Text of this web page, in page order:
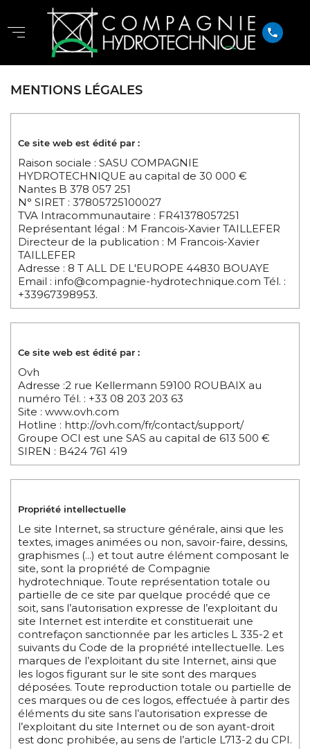
phone
MENTIONS LÉGALES
Ce site web est édité par :
Raison sociale : SASU COMPAGNIE
HYDROTECHNIQUE au capital de 30 000 €
Nantes B 378 057 251
N° SIRET : 37805725100027
TVA Intracommunautaire : FR41378057251
Représentant légal : M Francois-Xavier TAILLEFER
Directeur de la publication : M Francois-Xavier
TAILLEFER
Adresse : 8 T ALL DE L'EUROPE 44830 BOUAYE
Email : info@compagnie-hydrotechnique.com Tél. :
+33967398953.
Ce site web est édité par :
Ovh
Adresse :2 rue Kellermann 59100 ROUBAIX au
numéro Tél. : +33 08 203 203 63
Site : www.ovh.com
Hotline : http://ovh.com/fr/contact/support/
Groupe OCI est une SAS au capital de 613 500 €
SIREN : B424 761 419
Propriété intellectuelle
Le site Internet, sa structure générale, ainsi que les
textes, images animées ou non, savoir-faire, dessins,
graphismes (...) et tout autre élément composant le
site, sont la propriété de Compagnie
hydrotechnique. Toute représentation totale ou
partielle de ce site par quelque procédé que ce
soit, sans l’autorisation expresse de l’exploitant du
site Internet est interdite et constituerait une
contrefaçon sanctionnée par les articles L 335-2 et
suivants du Code de la propriété intellectuelle. Les
marques de l’exploitant du site Internet, ainsi que
les logos figurant sur le site sont des marques
déposées. Toute reproduction totale ou partielle de
ces marques ou de ces logos, effectuée à partir des
éléments du site sans l’autorisation expresse de
l’exploitant du site Internet ou de son ayant-droit
est donc prohibée, au sens de l’article L713-2 du CPI.